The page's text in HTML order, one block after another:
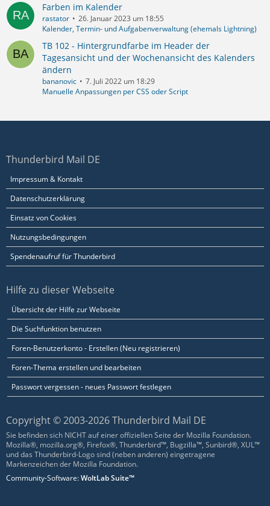
Farben im Kalender
rastator
26. Januar 2023 um 18:55
Kalender, Termin- und Aufgabenverwaltung (ehemals Lightning)
TB 102 - Hintergrundfarbe im Header der
Tagesansicht und der Wochenansicht des Kalenders
ändern
bananovic
7. Juli 2022 um 18:29
Manuelle Anpassungen per CSS oder Script
Thunderbird Mail DE
Impressum & Kontakt
Datenschutzerklärung
Einsatz von Cookies
Nutzungsbedingungen
Spendenaufruf für Thunderbird
Hilfe zu dieser Webseite
Übersicht der Hilfe zur Webseite
Die Suchfunktion benutzen
Foren-Benutzerkonto - Erstellen (Neu registrieren)
Foren-Thema erstellen und bearbeiten
Passwort vergessen - neues Passwort festlegen
Copyright © 2003-2026 Thunderbird Mail DE
Sie befinden sich NICHT auf einer offiziellen Seite der Mozilla Foundation.
Mozilla®, mozilla.org®, Firefox®, Thunderbird™, Bugzilla™, Sunbird®, XUL™
und das Thunderbird-Logo sind (neben anderen) eingetragene
Markenzeichen der Mozilla Foundation.
Community-Software:WoltLab Suite™